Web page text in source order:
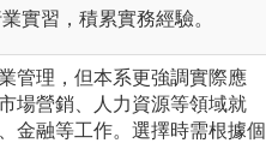
實習，積累實務經驗。
管理，但本系更強調實際應
場營銷、人力資源等領域就
金融等工作。選擇時需根據個